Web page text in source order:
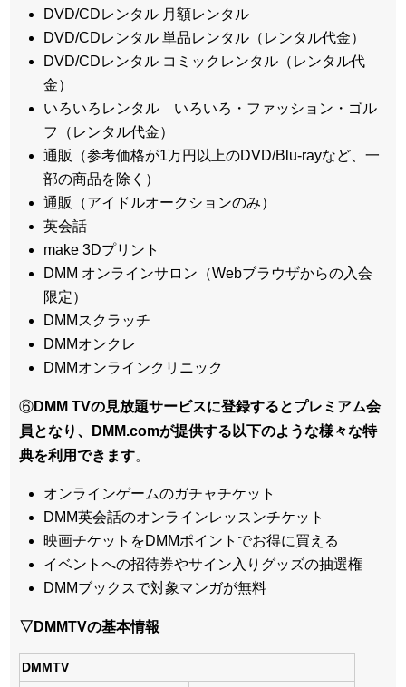
DVD/CDレンタル 月額レンタル
DVD/CDレンタル 単品レンタル（レンタル代金）
DVD/CDレンタル コミックレンタル（レンタル代
金）
いろいろレンタル いろいろ・ファッション・ゴル
フ（レンタル代金）
通販（参考価格が1万円以上のDVD/Blu-rayなど、一
部の商品を除く）
通販（アイドルオークションのみ）
英会話
make 3Dプリント
DMM オンラインサロン（Webブラウザからの入会
限定）
DMMスクラッチ
DMMオンクレ
DMMオンラインクリニック
⑥DMM TVの見放題サービスに登録するとプレミアム会
員となり、DMM.comが提供する以下のような様々な特
典を利用できます。
オンラインゲームのガチャチケット
DMM英会話のオンラインレッスンチケット
映画チケットをDMMポイントでお得に買える
イベントへの招待券やサイン入りグッズの抽選権
DMMブックスで対象マンガが無料
▽DMMTVの基本情報
DMMTV